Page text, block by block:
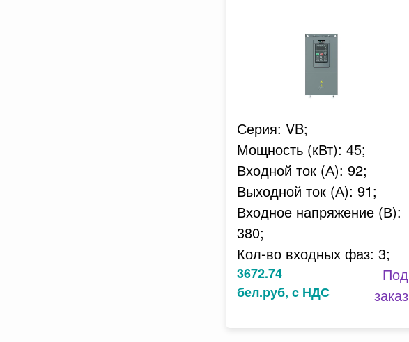
Серия: VB;
Мощность (кВт): 45;
Входной ток (А): 92;
Выходной ток (А): 91;
Входное напряжение (В):
380;
Кол-во входных фаз: 3;
3672.74
бел.руб, c НДС
Под
заказ